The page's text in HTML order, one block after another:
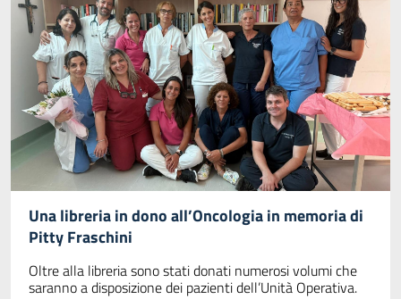
Una libreria in dono all’Oncologia in memoria di
Pitty Fraschini
Oltre alla libreria sono stati donati numerosi volumi che
saranno a disposizione dei pazienti dell’Unità Operativa.